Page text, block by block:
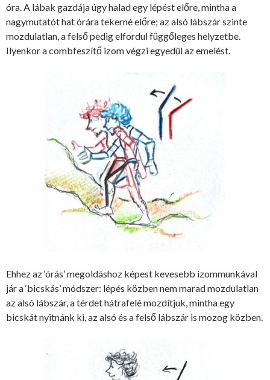
óra. A lábak gazdája úgy halad egy lépést előre, mintha a
nagymutatót hat órára tekerné előre; az alsó lábszár szinte
mozdulatlan, a felső pedig elfordul függőleges helyzetbe.
Ilyenkor a combfeszítő izom végzi egyedül az emelést.
Ehhez az ‘órás’ megoldáshoz képest kevesebb izommunkával
jár a ‘bicskás’ módszer: lépés közben nem marad mozdulatlan
az alsó lábszár, a térdet hátrafelé mozdítjuk, mintha egy
bicskát nyitnánk ki, az alsó és a felső lábszár is mozog közben.